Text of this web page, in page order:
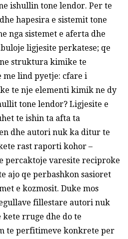
ishullin tone lendor. Per te
hapesira e sistemit tone
nga sistemet e aferta dhe
ligjesite perkatese; qe
struktura kimike te
me lind pyetje: cfare i
te nje elementi kimik ne dy
tone lendor? Ligjesite e
te ishin ta afta ta
dhe autori nuk ka ditur te
rast raporti kohor –
percaktoje varesite reciproke
ajo qe perbashkon sasioret
e kozmosit. Duke mos
fillestare autori nuk
kete rruge dhe do te
te perfitimeve konkrete per